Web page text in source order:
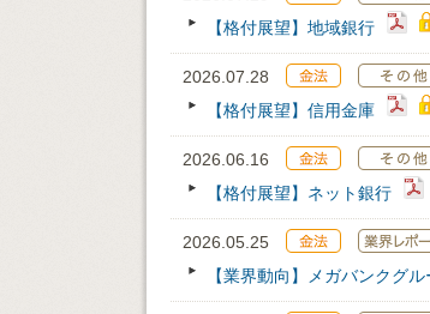
【格付展望】地域銀行
2026.07.28
【格付展望】信用金庫
2026.06.16
【格付展望】ネット銀行
2026.05.25
【業界動向】メガバンクグ